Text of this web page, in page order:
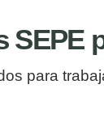
para